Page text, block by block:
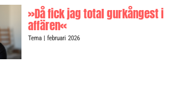
»Då fick jag total gurkångest i
affären«
Tema| februari 2026